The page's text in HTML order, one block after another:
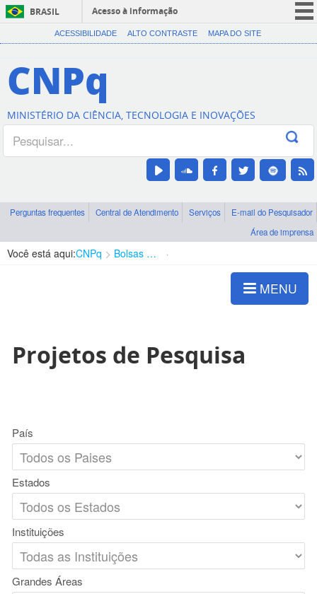
BRASIL
Acesso à informação
CORONAVÍRUS (COVID-19)
Canais
ACESSIBILIDADE ALTO CONTRASTE MAPA DO SITE
CNPq
MINISTÉRIO DA CIÊNCIA, TECNOLOGIA E INOVAÇÕES
Perguntas frequentes Central de Atendimento Serviços
E-mail do Pesquisador
Área de imprensa
Você está aqui:CNPq Bolsas e Auxílios Vigentes
MENU
Projetos de Pesquisa
País
Estados
Instituições
Grandes Áreas